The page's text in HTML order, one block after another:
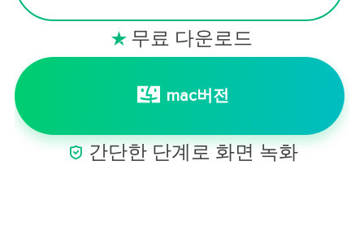
 무료 다운로드
mac버전
 간단한 단계로 화면 녹화